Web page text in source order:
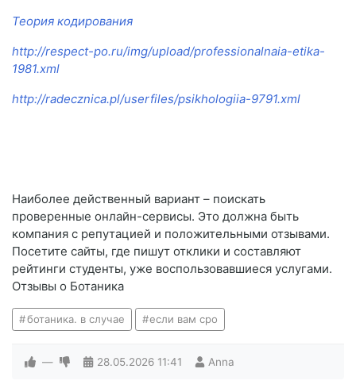
Теория кодирования
http://respect-po.ru/img/upload/professionalnaia-etika-
1981.xml
http://radecznica.pl/userfiles/psikhologiia-9791.xml
Наиболее действенный вариант – поискать
проверенные онлайн-сервисы. Это должна быть
компания с репутацией и положительными отзывами.
Посетите сайты, где пишут отклики и составляют
рейтинги студенты, уже воспользовавшиеся услугами.
Отзывы о Ботаника
ботаника. в случае если вам сро
— 28.05.2026 11:41 Anna